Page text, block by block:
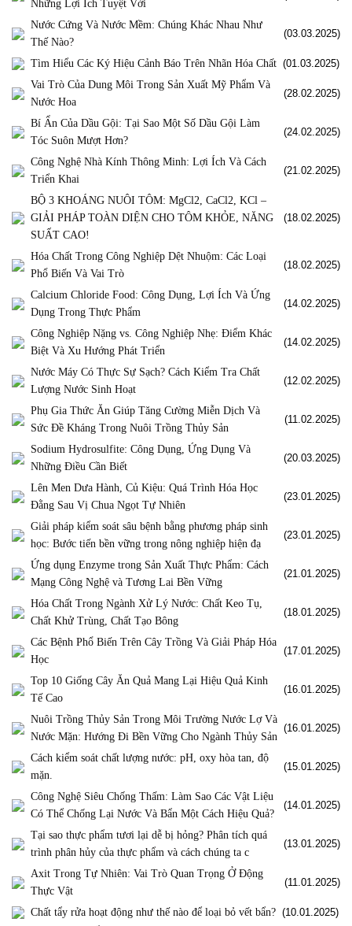
Những Lợi Ích Tuyệt Vời
Nước Cứng Và Nước Mềm: Chúng Khác Nhau Như
Thế Nào?
(03.03.2025)
Tìm Hiểu Các Ký Hiệu Cảnh Báo Trên Nhãn Hóa Chất (01.03.2025)
Vai Trò Của Dung Môi Trong Sản Xuất Mỹ Phẩm Và
Nước Hoa
(28.02.2025)
Bí Ẩn Của Dầu Gội: Tại Sao Một Số Dầu Gội Làm
Tóc Suôn Mượt Hơn?
(24.02.2025)
Công Nghệ Nhà Kính Thông Minh: Lợi Ích Và Cách
Triển Khai
(21.02.2025)
BỘ 3 KHOÁNG NUÔI TÔM: MgCl2, CaCl2, KCl –
GIẢI PHÁP TOÀN DIỆN CHO TÔM KHỎE, NĂNG
SUẤT CAO!
(18.02.2025)
Hóa Chất Trong Công Nghiệp Dệt Nhuộm: Các Loại
Phổ Biến Và Vai Trò
(18.02.2025)
Calcium Chloride Food: Công Dụng, Lợi Ích Và Ứng
Dụng Trong Thực Phẩm
(14.02.2025)
Công Nghiệp Nặng vs. Công Nghiệp Nhẹ: Điểm Khác
Biệt Và Xu Hướng Phát Triển
(14.02.2025)
Nước Máy Có Thực Sự Sạch? Cách Kiểm Tra Chất
Lượng Nước Sinh Hoạt
(12.02.2025)
Phụ Gia Thức Ăn Giúp Tăng Cường Miễn Dịch Và
Sức Đề Kháng Trong Nuôi Trồng Thủy Sản
(11.02.2025)
Sodium Hydrosulfite: Công Dụng, Ứng Dụng Và
Những Điều Cần Biết
(20.03.2025)
Lên Men Dưa Hành, Củ Kiệu: Quá Trình Hóa Học
Đằng Sau Vị Chua Ngọt Tự Nhiên
(23.01.2025)
Giải pháp kiểm soát sâu bệnh bằng phương pháp sinh
học: Bước tiến bền vững trong nông nghiệp hiện đạ
(23.01.2025)
Ứng dụng Enzyme trong Sản Xuất Thực Phẩm: Cách
Mạng Công Nghệ và Tương Lai Bền Vững
(21.01.2025)
Hóa Chất Trong Ngành Xử Lý Nước: Chất Keo Tụ,
Chất Khử Trùng, Chất Tạo Bông
(18.01.2025)
Các Bệnh Phổ Biến Trên Cây Trồng Và Giải Pháp Hóa
Học
(17.01.2025)
Top 10 Giống Cây Ăn Quả Mang Lại Hiệu Quả Kinh
Tế Cao
(16.01.2025)
Nuôi Trồng Thủy Sản Trong Môi Trường Nước Lợ Và
Nước Mặn: Hướng Đi Bền Vững Cho Ngành Thủy Sản
(16.01.2025)
Cách kiểm soát chất lượng nước: pH, oxy hòa tan, độ
mặn.
(15.01.2025)
Công Nghệ Siêu Chống Thấm: Làm Sao Các Vật Liệu
Có Thể Chống Lại Nước Và Bẩn Một Cách Hiệu Quả?
(14.01.2025)
Tại sao thực phẩm tươi lại dễ bị hỏng? Phân tích quá
trình phân hủy của thực phẩm và cách chúng ta c
(13.01.2025)
Axit Trong Tự Nhiên: Vai Trò Quan Trọng Ở Động
Thực Vật
(11.01.2025)
Chất tẩy rửa hoạt động như thế nào để loại bỏ vết bẩn? (10.01.2025)